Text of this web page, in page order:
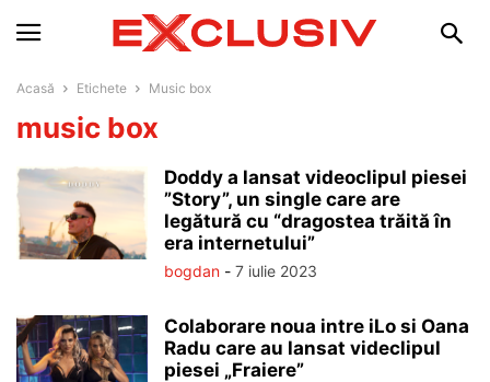
Acasă Etichete Music box
music box
Doddy a lansat videoclipul piesei
”Story”, un single care are
legătură cu “dragostea trăită în
era internetului”
bogdan - 7 iulie 2023
Colaborare noua intre iLo si Oana
Radu care au lansat videclipul
piesei „Fraiere”